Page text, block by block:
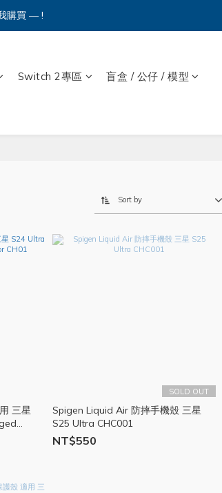
購買 — !
購買 — !
購買 — !
Switch 2專區 盲盒 / 公仔 / 模型
Sort by
三星
SOLD OUT
Spigen Liquid Air 防摔手機殼 三星
S25 Ultra CHC001
NT$550